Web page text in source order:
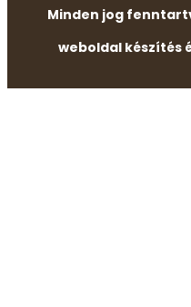
Minden jog
weboldal készítés